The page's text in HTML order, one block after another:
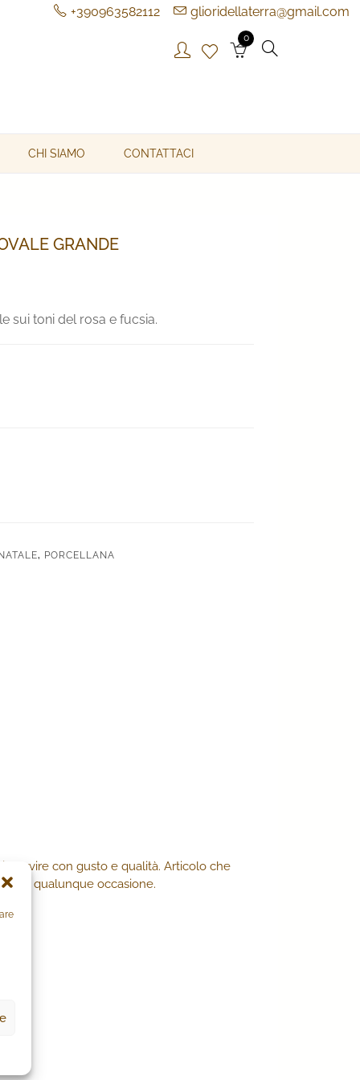
+390963582112 glioridellaterra@gmail.com
0
CHI SIAMO CONTATTACI
GRANDE
sui toni del rosa e fucsia.
, PORCELLANA
Servire con gusto e qualità. Articolo che
per qualunque occasione.